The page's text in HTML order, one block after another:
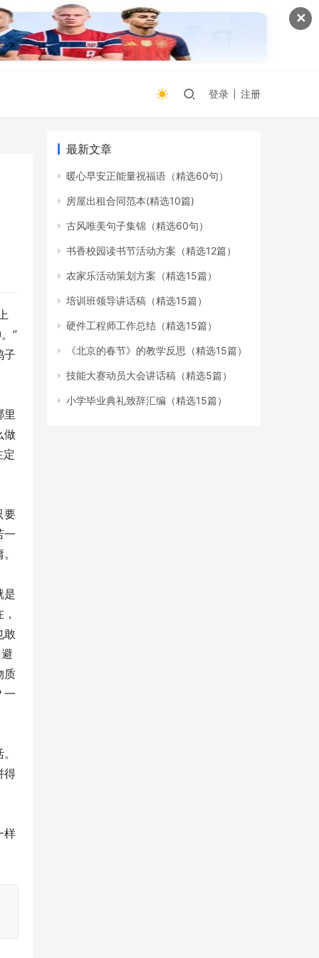
✕
登录 注册
”
子
里
做
定
要
一
是
敢
质
一
得
样
最新文章
暖心早安正能量祝福语（精选60句）
房屋出租合同范本(精选10篇)
古风唯美句子集锦（精选60句）
书香校园读书节活动方案（精选12篇）
农家乐活动策划方案（精选15篇）
培训班领导讲话稿（精选15篇）
硬件工程师工作总结（精选15篇）
《北京的春节》的教学反思（精选15篇）
技能大赛动员大会讲话稿（精选5篇）
小学毕业典礼致辞汇编（精选15篇）